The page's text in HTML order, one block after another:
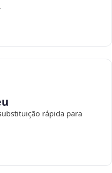
rápida para